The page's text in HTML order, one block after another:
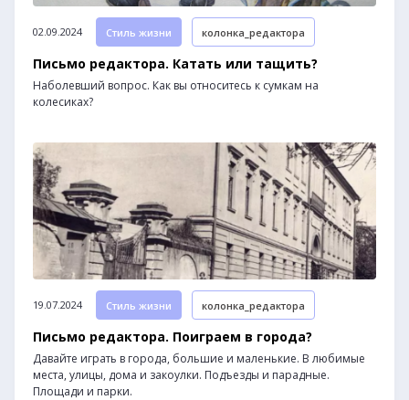
02.09.2024 Стиль жизни колонка_редактора
Письмо редактора. Катать или тащить?
Наболевший вопрос. Как вы относитесь к сумкам на
колесиках?
19.07.2024 Стиль жизни колонка_редактора
Письмо редактора. Поиграем в города?
Давайте играть в города, большие и маленькие. В любимые
места, улицы, дома и закоулки. Подъезды и парадные.
Площади и парки.